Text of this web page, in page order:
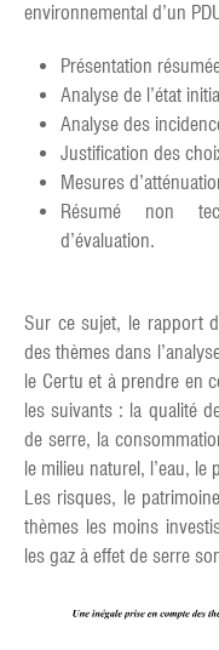
environnemental d’un
Présentation
Analyse de l’état
Analyse des
Justification des
Mesures
Résumé non
d’évaluation.
Sur ce sujet, le rapport
des thèmes dans
le Certu et à prendre en
les suivants : la qualité
de serre, la
le milieu naturel, l’eau, le
Les risques, le
thèmes les moins
les gaz à effet de serre